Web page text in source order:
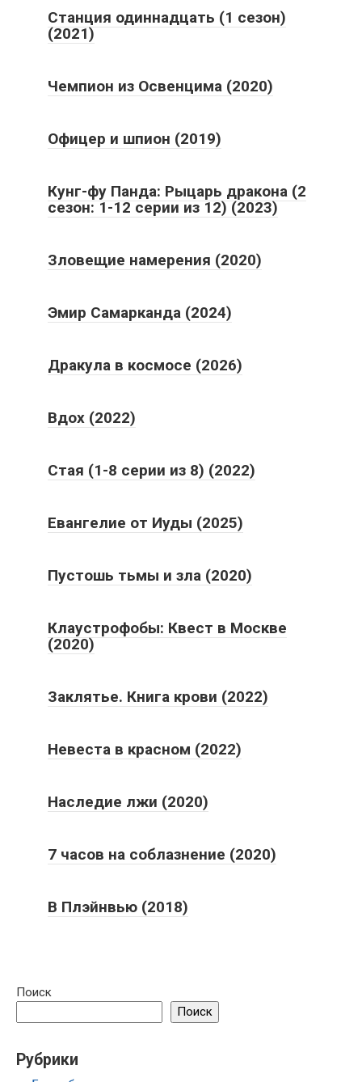
Станция одиннадцать (1 сезон)
(2021)
Чемпион из Освенцима (2020)
Офицер и шпион (2019)
Кунг-фу Панда: Рыцарь дракона (2
сезон: 1-12 серии из 12) (2023)
Зловещие намерения (2020)
Эмир Самарканда (2024)
Дракула в космосе (2026)
Вдох (2022)
Стая (1-8 серии из 8) (2022)
Евангелие от Иуды (2025)
Пустошь тьмы и зла (2020)
Клаустрофобы: Квест в Москве
(2020)
Заклятье. Книга крови (2022)
Невеста в красном (2022)
Наследие лжи (2020)
7 часов на соблазнение (2020)
В Плэйнвью (2018)
Поиск
Поиск
Рубрики